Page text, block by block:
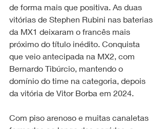
de forma mais que positiva. As duas
vitórias de Stephen Rubini nas baterias
da MX1 deixaram o francês mais
próximo do título inédito. Conquista
que veio antecipada na MX2, com
Bernardo Tibúrcio, mantendo o
domínio do time na categoria, depois
da vitória de Vitor Borba em 2024.
Com piso arenoso e muitas canaletas